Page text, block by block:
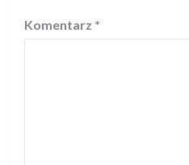
Komentarz *